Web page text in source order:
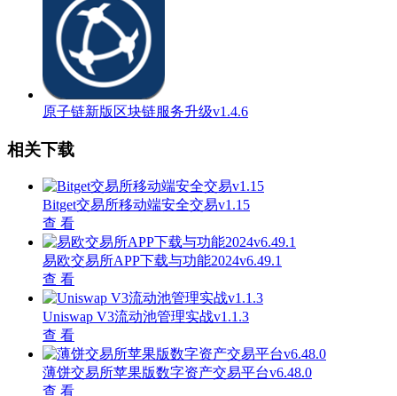
原子链新版区块链服务升级v1.4.6
相关下载
Bitget交易所移动端安全交易v1.15
查 看
易欧交易所APP下载与功能2024v6.49.1
查 看
Uniswap V3流动池管理实战v1.1.3
查 看
薄饼交易所苹果版数字资产交易平台v6.48.0
查 看